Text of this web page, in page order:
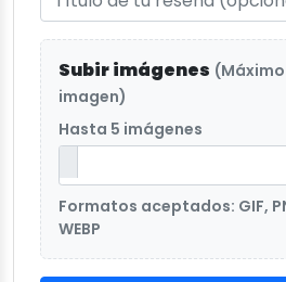
Subir imágenes
imagen)
Hasta 5 imágenes
Formatos aceptados: GIF,
WEBP